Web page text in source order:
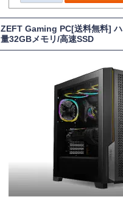
ZEFT Gaming PC[送料無料]
量32GBメモリ/高速SSD